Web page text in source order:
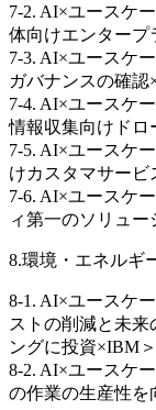
7-2. AI×ユースケ
体向けエンタープ
7-3. AI×ユースケ
ガバナンスの確認
7-4. AI×ユースケ
情報収集向けドロ
7-5. AI×ユースケ
けカスタマサービ
7-6. AI×ユースケ
ィ第一のソリュー
8.環境・エネルギ
8-1. AI×ユースケ
ストの削減と未
ングに投資×IBM
8-2. AI×ユースケ
の作業の生産性を